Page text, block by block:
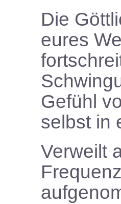
Die
eures
Gefühl
selbst in
Verweilt